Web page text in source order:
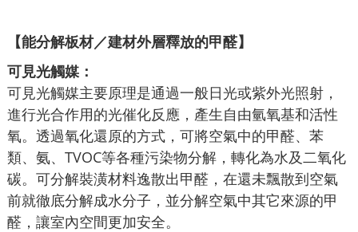
【能分解板材／建材外層釋放的甲醛】
可見光觸媒：
可見光觸媒主要原理是通過一般日光或紫外光照射，
進行光合作用的光催化反應，產生自由氫氧基和活性
氧。透過氧化還原的方式，可將空氣中的甲醛、苯
類、氨、TVOC等各種污染物分解，轉化為水及二氧化
碳。可分解裝潢材料逸散出甲醛，在還未飄散到空氣
前就徹底分解成水分子，並分解空氣中其它來源的甲
醛，讓室內空間更加安全。